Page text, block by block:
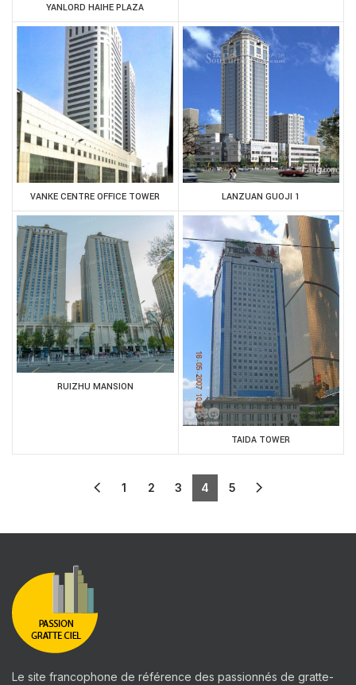
YANLORD HAIHE PLAZA
VANKE CENTRE OFFICE TOWER LANZUAN GUOJI 1
RUIZHU MANSION
TAIDA TOWER
1 2 3 4 5
Le site francophone de référence des passionnés de gratte-